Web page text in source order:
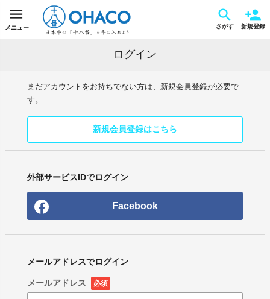
メニュー さがす 新規登録
ログイン
まだアカウントをお持ちでない方は、新規会員登録が必要で
す。
新規会員登録はこちら
外部サービスIDでログイン
Facebook
メールアドレスでログイン
メールアドレス 必須